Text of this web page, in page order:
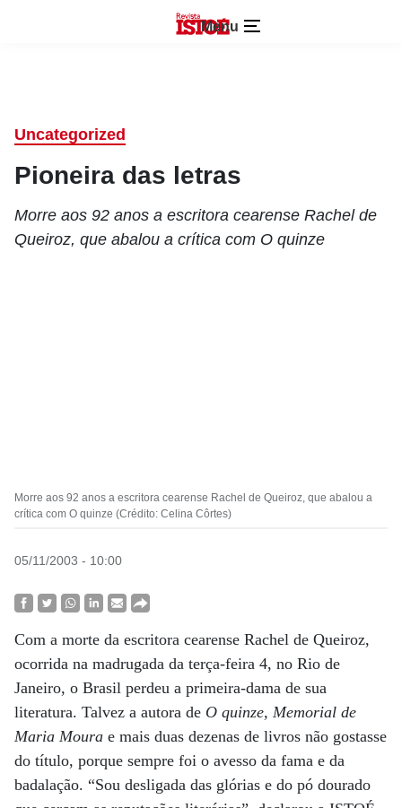
Menu
Uncategorized
Pioneira das letras
Morre aos 92 anos a escritora cearense Rachel de
Queiroz, que abalou a crítica com O quinze
Morre aos 92 anos a escritora cearense Rachel de Queiroz, que abalou a
crítica com O quinze (Crédito: Celina Côrtes)
05/11/2003 - 10:00
Com a morte da escritora cearense Rachel de Queiroz,
ocorrida na madrugada da terça-feira 4, no Rio de
Janeiro, o Brasil perdeu a primeira-dama de sua
literatura. Talvez a autora de O quinze, Memorial de
Maria Moura e mais duas dezenas de livros não gostasse
do título, porque sempre foi o avesso da fama e da
badalação. “Sou desligada das glórias e do pó dourado